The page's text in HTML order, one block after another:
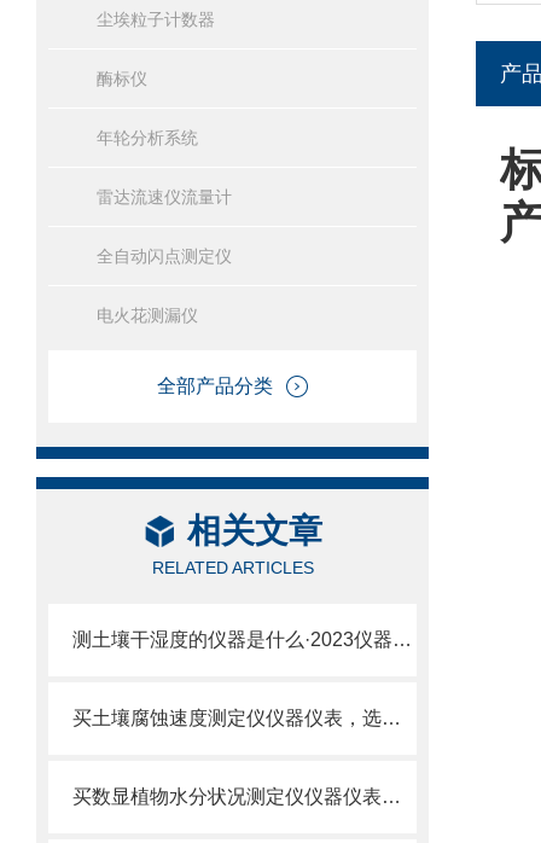
尘埃粒子计数器
酶标仪
年轮分析系统
雷达流速仪流量计
全自动闪点测定仪
电火花测漏仪
全部产品分类
相关文章
RELATED ARTICLES
测土壤干湿度的仪器是什么·2023仪器仪表·云唐土壤干湿度检测仪器设备
买土壤腐蚀速度测定仪仪器仪表，选【云唐新款】土壤腐蚀速度测定仪
买数显植物水分状况测定仪仪器仪表，就来山东云唐精品货源
产